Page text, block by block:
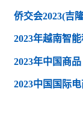
侨交会2023(吉
2023年越南智
2023年中国商
2023中国国际